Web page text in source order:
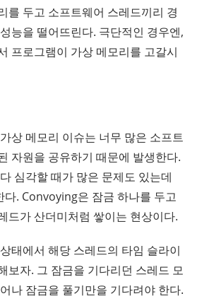
를 두고 소프트웨어 스레드끼리 경
능을 떨어뜨린다. 극단적인 경우엔,
프로그램이 가상 메모리를 고갈시
상 메모리 이슈는 너무 많은 소프트
자원을 공유하기 때문에 발생한다.
심각할 때가 많은 문제도 있는데
다. Convoying은 잠금 하나를 두고
드가 산더미처럼 쌓이는 현상이다.
태에서 해당 스레드의 타임 슬라이
보자. 그 잠금을 기다리던 스레드 모
나 잠금을 풀기만을 기다려야 한다.